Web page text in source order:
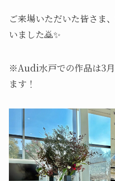
ご来場いただいた皆さま
いました🙇✨
※Audi水戸での作品は3月
ます！